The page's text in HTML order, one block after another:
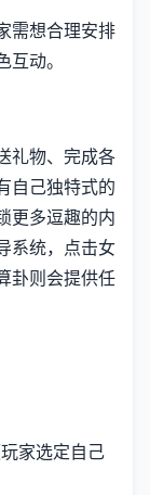
需想合理安排
动。
礼物、完成各
自己独特式的
更多逗趣的内
系统，点击女
卦则会提供任
家选定自己